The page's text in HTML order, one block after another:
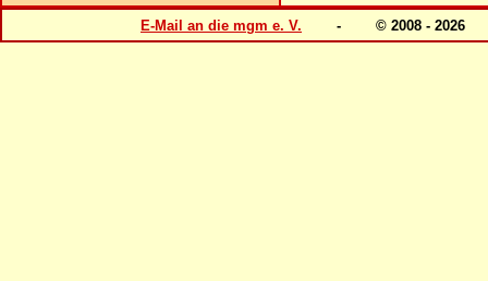
E-Mail an die mgm e. V. - © 2008 -